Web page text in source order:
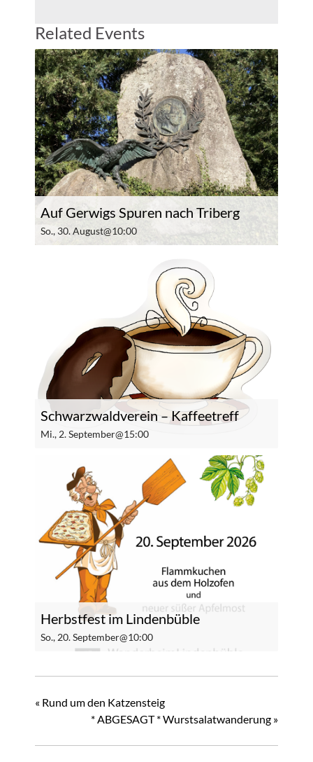
Related Events
Auf Gerwigs Spuren nach Triberg
So., 30. August@10:00
Schwarzwaldverein – Kaffeetreff
Mi., 2. September@15:00
Herbstfest im Lindenbüble
So., 20. September@10:00
« Rund um den Katzensteig
* ABGESAGT * Wurstsalatwanderung »